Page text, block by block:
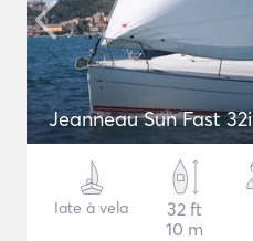
Jeanneau Sun Fast 32i
Iate à vela
32 ft
10 m